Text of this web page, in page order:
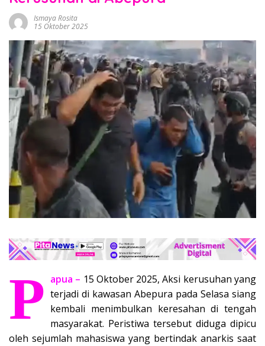
Ismaya Rosita
15 Oktober 2025
P apua – 15 Oktober 2025, Aksi kerusuhan yang
terjadi di kawasan Abepura pada Selasa siang
kembali menimbulkan keresahan di tengah
masyarakat. Peristiwa tersebut diduga dipicu
oleh sejumlah mahasiswa yang bertindak anarkis saat